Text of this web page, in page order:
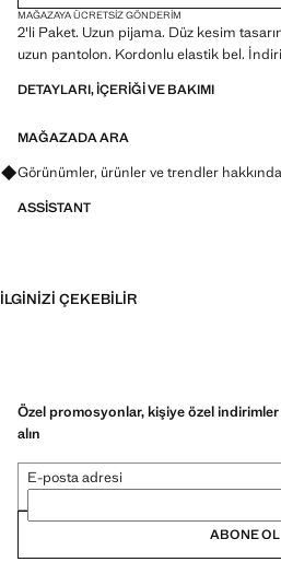
MAĞAZAYA ÜCRETSIZ GÖNDERIM
2'li Paket. Uzun pijama. Düz kesim
uzun pantolon. Kordonlu elastik bel.
DETAYLARI, IÇERIĞI VE BAKIMI
MAĞAZADA ARA
Görünümler, ürünler ve trendler
ASSISTANT
İLGINIZI ÇEKEBILIR
Özel promosyonlar, kişiye özel
alın
E-posta adresi
ABONE OL